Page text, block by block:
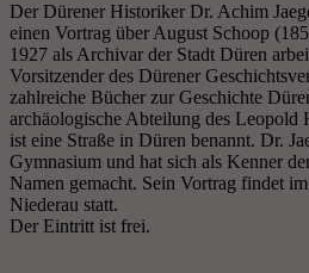
Der Dürener Historiker Dr. Achim
einen Vortrag über August Schoop
1927 als Archivar der Stadt Düren
Vorsitzender des Dürener
zahlreiche Bücher zur Geschichte
archäologische Abteilung des Leopold
ist eine Straße in Düren benannt. Dr.
Gymnasium und hat sich als Kenner
Namen gemacht. Sein Vortrag findet
Niederau statt.
Der Eintritt ist frei.